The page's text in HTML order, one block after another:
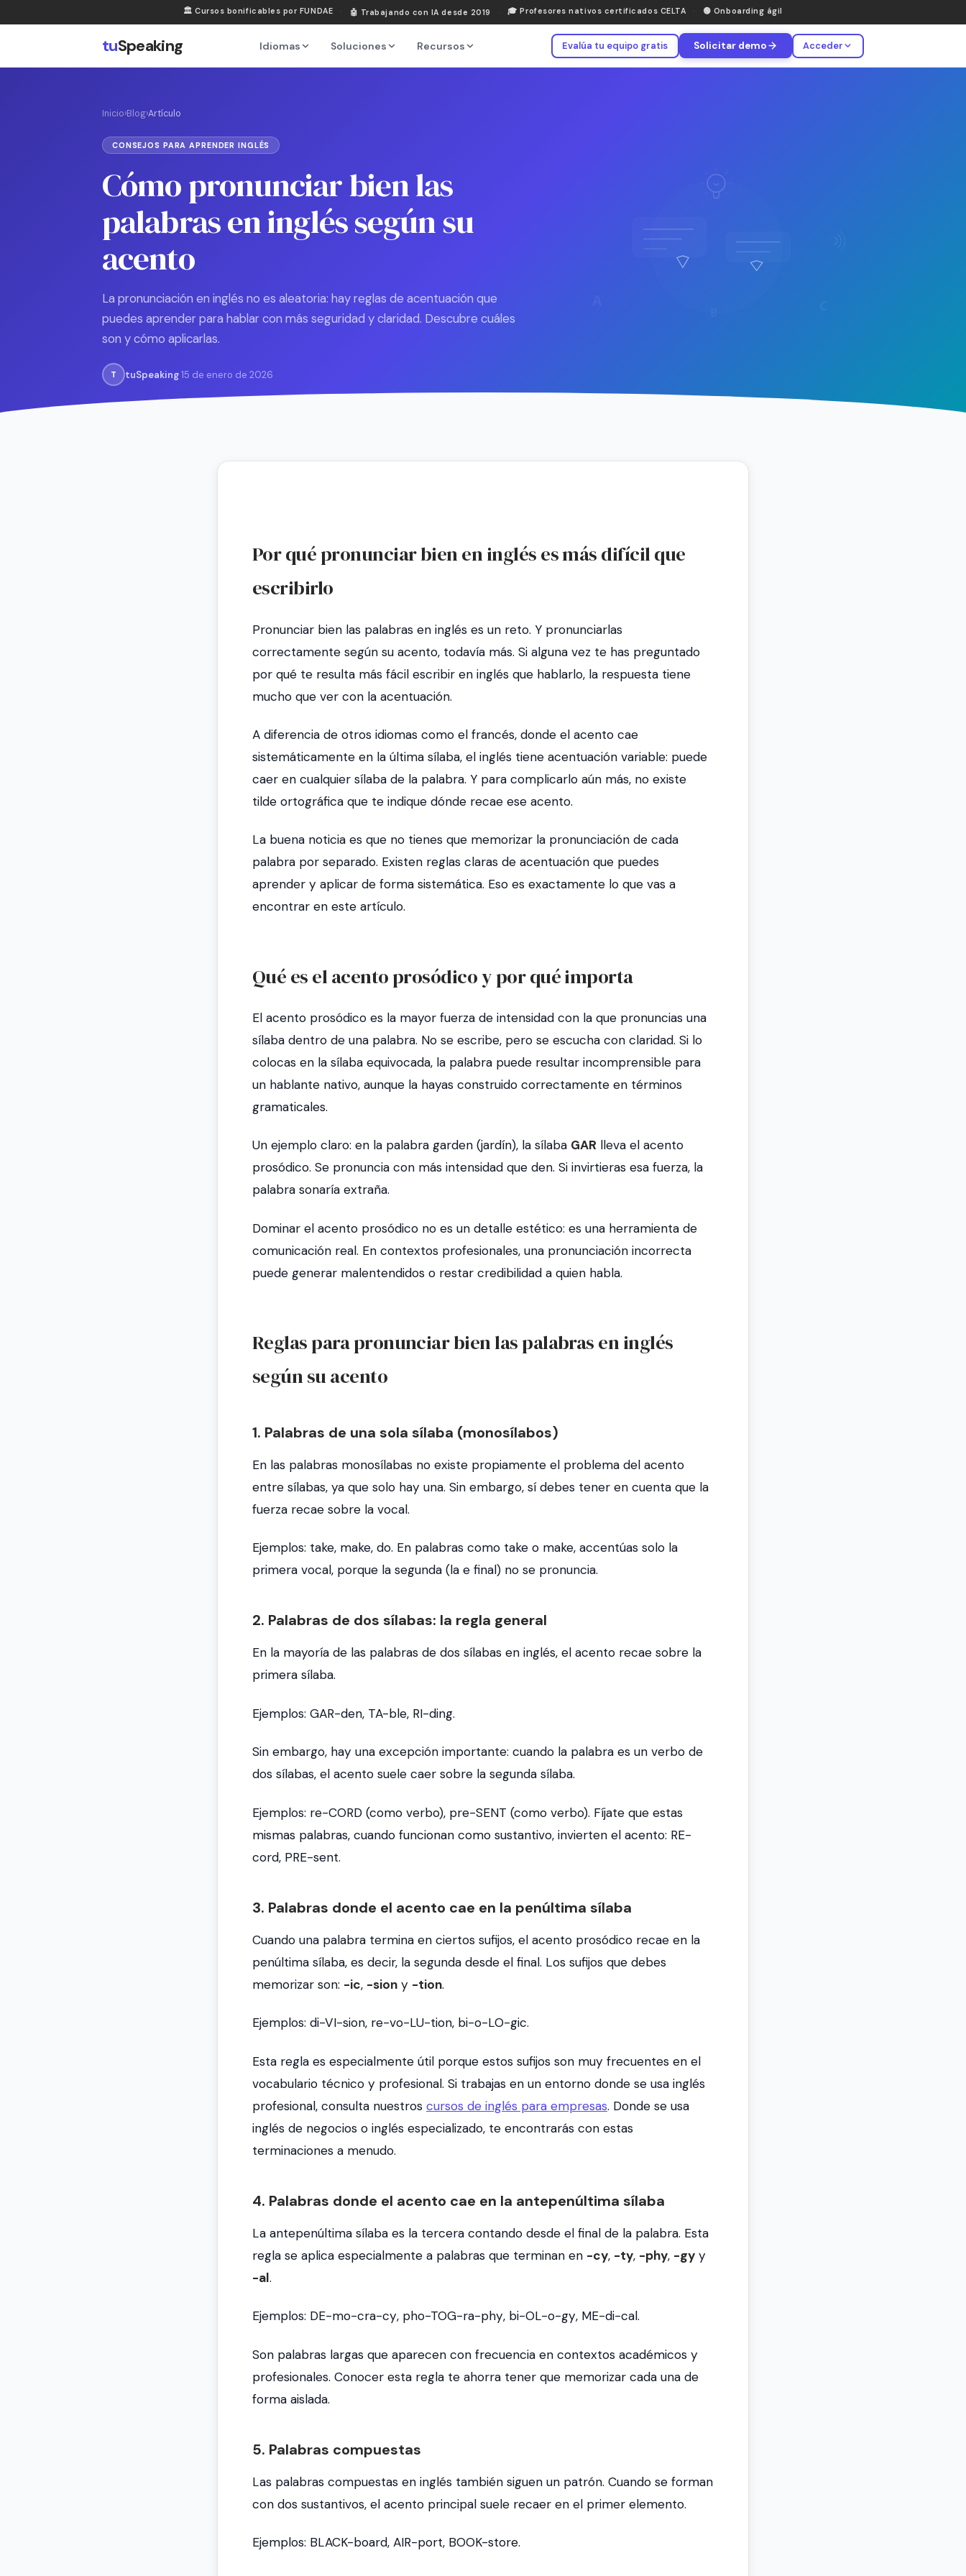
🏛 Cursos bonificables por FUNDAE · 🤖 Trabajando con IA desde 2019 · 🎓 Profesores nativos certificados CELTA · 🟢 Onboarding ágil
tuSpeaking Idiomas Soluciones Recursos Evalúa tu equipo gratis Solicitar demo Acceder
Inicio›Blog›Artículo
CONSEJOS PARA APRENDER INGLÉS
Cómo pronunciar bien las
palabras en inglés según su
acento
La pronunciación en inglés no es aleatoria: hay reglas de acentuación que
puedes aprender para hablar con más seguridad y claridad. Descubre cuáles
son y cómo aplicarlas.
T tuSpeaking·15 de enero de 2026
Por qué pronunciar bien en inglés es más difícil que
escribirlo
Pronunciar bien las palabras en inglés es un reto. Y pronunciarlas
correctamente según su acento, todavía más. Si alguna vez te has preguntado
por qué te resulta más fácil escribir en inglés que hablarlo, la respuesta tiene
mucho que ver con la acentuación.
A diferencia de otros idiomas como el francés, donde el acento cae
sistemáticamente en la última sílaba, el inglés tiene acentuación variable: puede
caer en cualquier sílaba de la palabra. Y para complicarlo aún más, no existe
tilde ortográfica que te indique dónde recae ese acento.
La buena noticia es que no tienes que memorizar la pronunciación de cada
palabra por separado. Existen reglas claras de acentuación que puedes
aprender y aplicar de forma sistemática. Eso es exactamente lo que vas a
encontrar en este artículo.
Qué es el acento prosódico y por qué importa
El acento prosódico es la mayor fuerza de intensidad con la que pronuncias una
sílaba dentro de una palabra. No se escribe, pero se escucha con claridad. Si lo
colocas en la sílaba equivocada, la palabra puede resultar incomprensible para
un hablante nativo, aunque la hayas construido correctamente en términos
gramaticales.
Un ejemplo claro: en la palabra garden (jardín), la sílaba GAR lleva el acento
prosódico. Se pronuncia con más intensidad que den. Si invirtieras esa fuerza, la
palabra sonaría extraña.
Dominar el acento prosódico no es un detalle estético: es una herramienta de
comunicación real. En contextos profesionales, una pronunciación incorrecta
puede generar malentendidos o restar credibilidad a quien habla.
Reglas para pronunciar bien las palabras en inglés
según su acento
1. Palabras de una sola sílaba (monosílabos)
En las palabras monosílabas no existe propiamente el problema del acento
entre sílabas, ya que solo hay una. Sin embargo, sí debes tener en cuenta que la
fuerza recae sobre la vocal.
Ejemplos: take, make, do. En palabras como take o make, accentúas solo la
primera vocal, porque la segunda (la e final) no se pronuncia.
2. Palabras de dos sílabas: la regla general
En la mayoría de las palabras de dos sílabas en inglés, el acento recae sobre la
primera sílaba.
Ejemplos: GAR-den, TA-ble, RI-ding.
Sin embargo, hay una excepción importante: cuando la palabra es un verbo de
dos sílabas, el acento suele caer sobre la segunda sílaba.
Ejemplos: re-CORD (como verbo), pre-SENT (como verbo). Fíjate que estas
mismas palabras, cuando funcionan como sustantivo, invierten el acento: RE-
cord, PRE-sent.
3. Palabras donde el acento cae en la penúltima sílaba
Cuando una palabra termina en ciertos sufijos, el acento prosódico recae en la
penúltima sílaba, es decir, la segunda desde el final. Los sufijos que debes
memorizar son: -ic, -sion y -tion.
Ejemplos: di-VI-sion, re-vo-LU-tion, bi-o-LO-gic.
Esta regla es especialmente útil porque estos sufijos son muy frecuentes en el
vocabulario técnico y profesional. Si trabajas en un entorno donde se usa inglés
profesional, consulta nuestros cursos de inglés para empresas. Donde se usa
inglés de negocios o inglés especializado, te encontrarás con estas
terminaciones a menudo.
4. Palabras donde el acento cae en la antepenúltima sílaba
La antepenúltima sílaba es la tercera contando desde el final de la palabra. Esta
regla se aplica especialmente a palabras que terminan en -cy, -ty, -phy, -gy y
-al.
Ejemplos: DE-mo-cra-cy, pho-TOG-ra-phy, bi-OL-o-gy, ME-di-cal.
Son palabras largas que aparecen con frecuencia en contextos académicos y
profesionales. Conocer esta regla te ahorra tener que memorizar cada una de
forma aislada.
5. Palabras compuestas
Las palabras compuestas en inglés también siguen un patrón. Cuando se forman
con dos sustantivos, el acento principal suele recaer en el primer elemento.
Ejemplos: BLACK-board, AIR-port, BOOK-store.